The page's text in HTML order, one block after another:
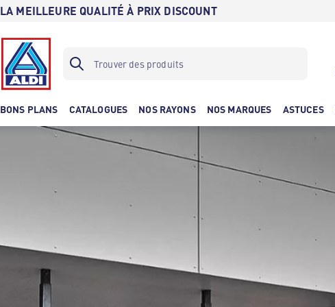
LA MEILLEURE QUALITÉ À PRIX DISCOUNT
BONS PLANS CATALOGUES NOS RAYONS NOS MARQUES ASTUCES